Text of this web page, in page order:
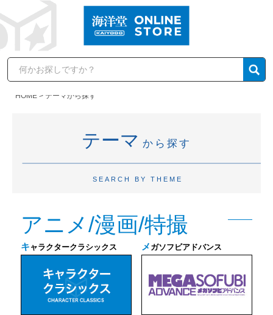
HOME テーマから探す
テーマ から探す
SEARCH BY THEME
アニメ/漫画/特撮
キ ャラクタークラシックス メ ガソフビアドバンス